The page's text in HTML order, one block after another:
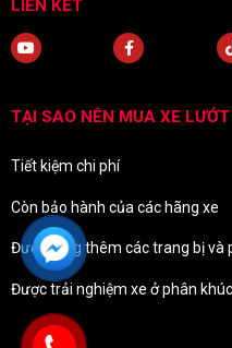
LIÊN KẾT
TẠI SAO NÊN MUA XE
Tiết kiệm chi phí
Còn bảo hành của các hãng xe
Được tặng thêm các trang bị và
Được trải nghiệm xe ở phân